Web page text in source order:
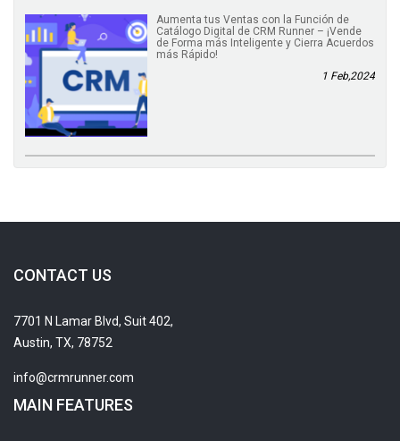
Aumenta tus Ventas con la Función de
Catálogo Digital de CRM Runner – ¡Vende
de Forma más Inteligente y Cierra Acuerdos
más Rápido!
1 Feb,2024
CONTACT US
7701 N Lamar Blvd, Suit 402,
Austin, TX, 78752
info@crmrunner.com
MAIN FEATURES